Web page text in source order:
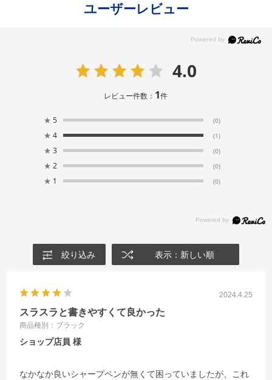
ユーザーレビュー
4.0
レビュー件数： 1件
★ 5 (0)
★ 4 (1)
★ 3 (0)
★ 2 (0)
★ 1 (0)
絞り込み 表示：新しい順
2024.4.25
スラスラと書きやすくて良かった
商品種別：ブラック
ショップ店員
なかなか良いシャープペンが無くて困っていましたが、これ